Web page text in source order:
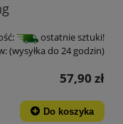
ostatnie sztuki!
(wysyłka do 24 godzin)
57,90 zł
Do koszyka